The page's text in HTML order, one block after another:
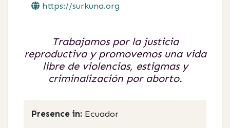
https://surkuna.org
Trabajamos por la justicia
reproductiva y promovemos una vida
libre de violencias, estigmas y
criminalización por aborto.
Presence in: Ecuador